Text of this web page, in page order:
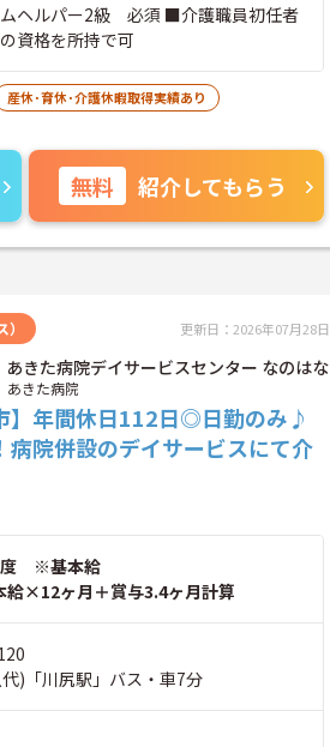
ヘルパー2級 必須 ■介護職員初任者
資格を所持で可
産休･育休･介護休暇取得実績あり
無料 紹介してもらう
更新日：2026年07月28日
きた病院デイサービスセンター なのはな
きた病院
】年間休日112日◎日勤のみ♪
病院併設のデイサービスにて介
※基本給
給×12ヶ月＋賞与3.4ヶ月計算
)「川尻駅」バス・車7分